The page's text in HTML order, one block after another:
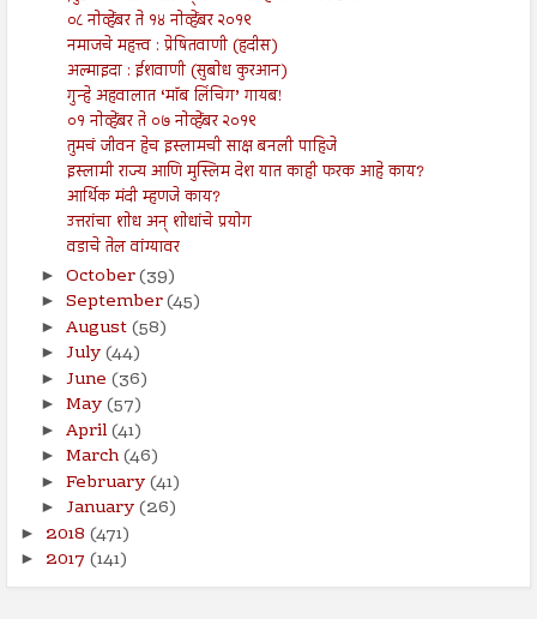
०८ नोव्हेंबर ते १४ नोव्हेंबर २०१९
नमाजचे महत्त्व : प्रेषितवाणी (हदीस)
अल्माइदा : ईशवाणी (सुबोध कुरआन)
गुन्हे अहवालात ‘मॉब लिंचिग’ गायब!
०१ नोव्हेंबर ते ०७ नोव्हेंबर २०१९
तुमचं जीवन हेच इस्लामची साक्ष बनली पाहिजे
इस्लामी राज्य आणि मुस्लिम देश यात काही फरक आहे काय?
आर्थिक मंदी म्हणजे काय?
उत्तरांचा शोध अन् शोधांचे प्रयोग
वडाचे तेल वांग्यावर
► October(39)
► September(45)
► August(58)
► July(44)
► June (36)
► May(57)
► April(41)
► March(46)
► February(41)
► January(26)
► 2018 (471)
► 2017 (141)